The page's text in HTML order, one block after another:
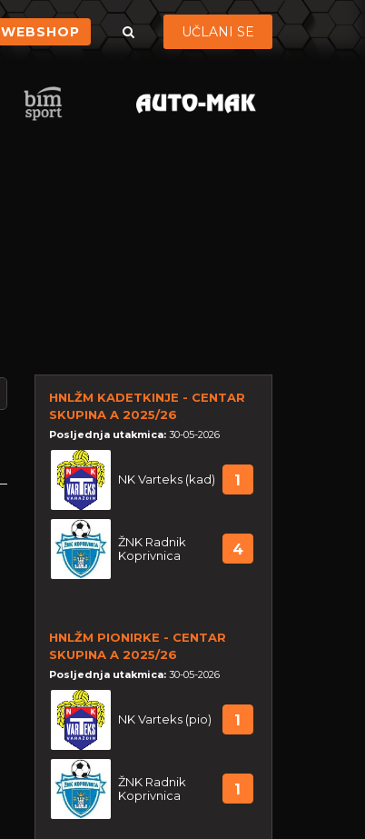
WEBSHOP UČLANI SE
HNLŽM KADETKINJE - CENTAR
SKUPINA A 2025/26
Posljednja utakmica: 30-05-2026
NK Varteks (kad) 1
ŽNK Radnik
Koprivnica
4
HNLŽM PIONIRKE - CENTAR
SKUPINA A 2025/26
Posljednja utakmica: 30-05-2026
NK Varteks (pio) 1
ŽNK Radnik
Koprivnica
1